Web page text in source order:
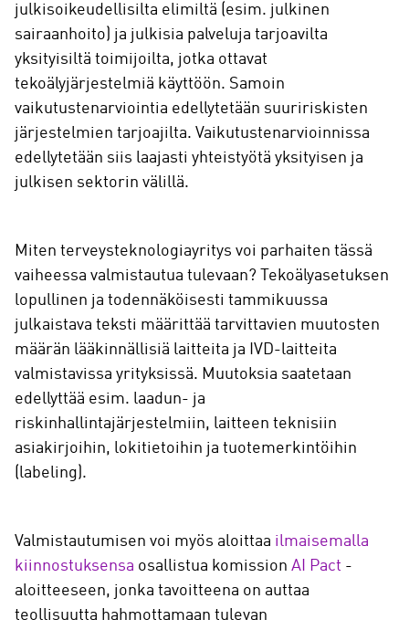
julkisoikeudellisilta elimiltä (esim. julkinen
sairaanhoito) ja julkisia palveluja tarjoavilta
yksityisiltä toimijoilta, jotka ottavat
tekoälyjärjestelmiä käyttöön. Samoin
vaikutustenarviointia edellytetään suuririskisten
järjestelmien tarjoajilta. Vaikutustenarvioinnissa
edellytetään siis laajasti yhteistyötä yksityisen ja
julkisen sektorin välillä.
Miten terveysteknologiayritys voi parhaiten tässä
vaiheessa valmistautua tulevaan? Tekoälyasetuksen
lopullinen ja todennäköisesti tammikuussa
julkaistava teksti määrittää tarvittavien muutosten
määrän lääkinnällisiä laitteita ja IVD-laitteita
valmistavissa yrityksissä. Muutoksia saatetaan
edellyttää esim. laadun- ja
riskinhallintajärjestelmiin, laitteen teknisiin
asiakirjoihin, lokitietoihin ja tuotemerkintöihin
(labeling).
Valmistautumisen voi myös aloittaa ilmaisemalla
kiinnostuksensa osallistua komission AI Pact -
aloitteeseen, jonka tavoitteena on auttaa
teollisuutta hahmottamaan tulevan